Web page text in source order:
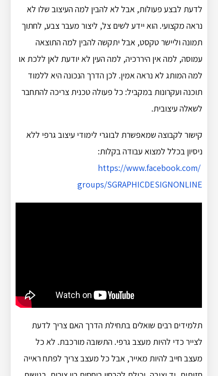
לדעת לבצע פעולות, אבל לא להבין למה העיצוב שלו לא
נראה מקצועי. הוא יידע לשים צל, ליצור מעבר צבע, לחתוך
תמונה וליישר טקסט, אבל יתקשה להבין למה התוצאה
עמוסה, למה אין היררכיה, למה העין לא יודעת לאן ללכת או
למה המותג לא נראה אמין. לכן הדרך הנכונה היא ללמוד
תוכנה ועקרונות במקביל: כל פעולה טכנית צריכה להתחבר
לשאלה עיצובית.
קישור לקבוצה שמאפשרת לבוגרי לימודי עיצוב גרפי ללא
ניסיון בכלל למצוא עבודה בקלות:
https://www.facebook.com/
groups/SGRAPHICDESIGNONLINE
תלמידים רבים שואלים בתחילת הדרך האם צריך לדעת
לצייר כדי להיות מעצב גרפי. התשובה מורכבת. לא כל
מעצב חייב להיות מאייר, אבל כל מעצב צריך לפתח ראייה